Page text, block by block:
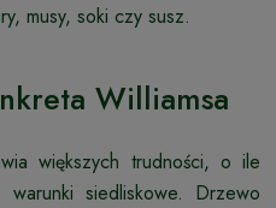
musy, soki czy susz.
Williamsa
większych trudności, o ile
siedliskowe. Drzewo